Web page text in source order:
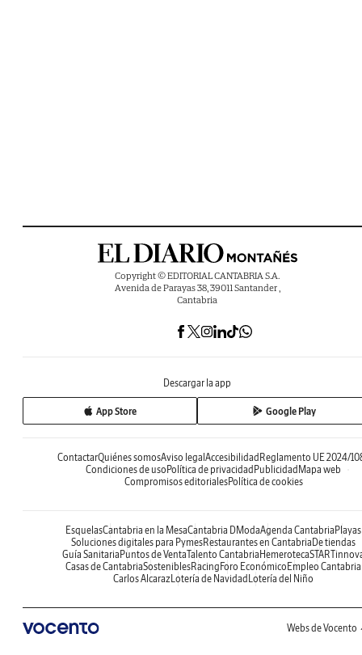
Copyright © EDITORIAL CANTABRIA S.A.
Avenida de Parayas 38, 39011 Santander ,
Cantabria
Descargar la app
App Store Google Play
ContactarQuiénes somosAviso legal Accesibilidad Reglamento UE 2024/
Condiciones de uso Política de privacidad Publicidad Mapa web
Compromisos editorialesPolítica de cookies
EsquelasCantabria en la MesaCantabria DModaAgenda Cantabria Playas
Soluciones digitales para PymesRestaurantes en Cantabria De tiendas
Guía Sanitaria Puntos de VentaTalento Cantabria Hemeroteca
Casas de CantabriaSosteniblesRacing Foro Económico Empleo Cantabria
Carlos AlcarazLotería de Navidad Lotería del Niño
Webs de Vocento